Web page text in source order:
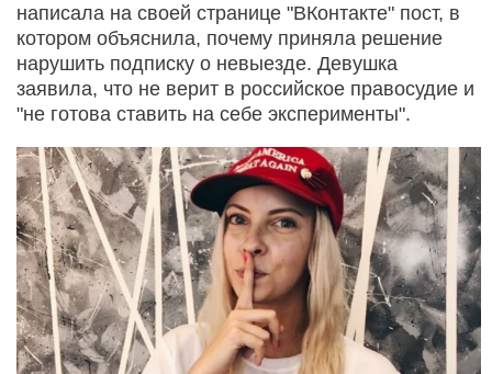
написала на своей странице "ВКонтакте" пост, в
котором объяснила, почему приняла решение
нарушить подписку о невыезде. Девушка
заявила, что не верит в российское правосудие и
"не готова ставить на себе эксперименты".